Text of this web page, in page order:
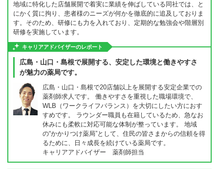
地域に特化した店舗展開で着実に業績を伸ばしている同社では、と
にかく質に拘り、患者様のニーズが何かを徹底的に追及しておりま
す。そのため、研修にも力を入れており、定期的な勉強会や階層別
研修を実施しています。
キャリアアドバイザーのレポート
広島・山口・島根で展開する、安定した環境と働きやすさ
が魅力の薬局です。
広島・山口・島根で20店舗以上を展開する安定企業での
薬剤師求人です。 働きやすさを重視した職場環境で、
WLB（ワークライフバランス）を大切にしたい方におす
すめです。 ラウンダー職員も在籍しているため、急なお
休みにも柔軟に対応可能な体制が整っています。 地域
の“かかりつけ薬局”として、住民の皆さまからの信頼を得
るために、日々成長を続けている薬局です。
キャリアアドバイザー 薬剤師担当